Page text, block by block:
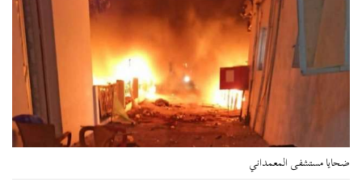
ضحايا مستشفى المعمداني